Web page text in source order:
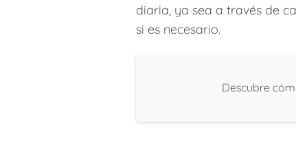
diaria, ya sea a través de
si es necesario.
Descubre